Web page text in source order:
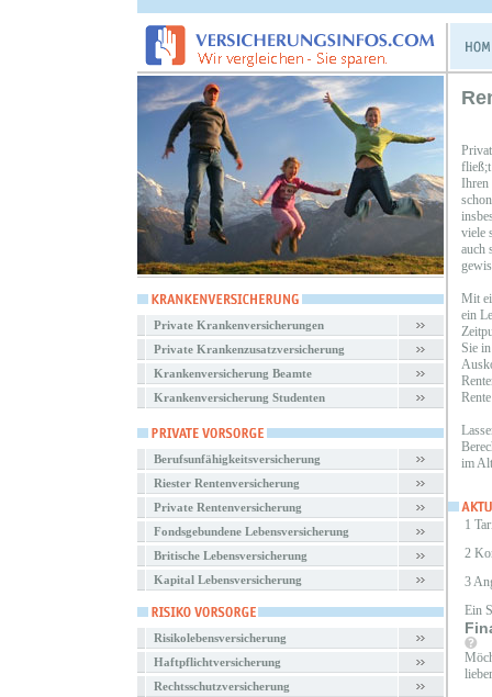
Private Krankenversicherungen
Private Krankenzusatzversicherung
Krankenversicherung Beamte
Krankenversicherung Studenten
Berufsunfähigkeitsversicherung
Riester Rentenversicherung
Private Rentenversicherung
Fondsgebundene Lebensversicherung
Britische Lebensversicherung
Kapital Lebensversicherung
Risikolebensversicherung
Haftpflichtversicherung
Rechtsschutzversicherung
fließ;t
Ihren
viele
auch
Mit
ein
Sie
im
1
2
3
Ein